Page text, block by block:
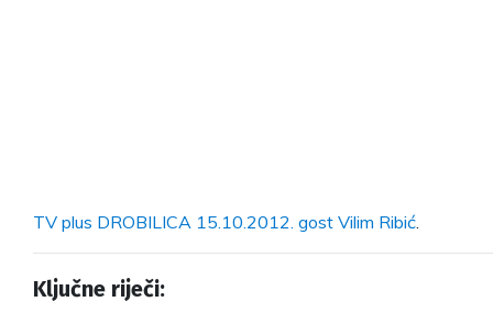
TV plus DROBILICA 15.10.2012. gost Vilim Ribić
Ključne riječi: